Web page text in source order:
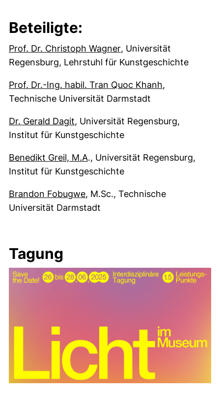
Beteiligte:
Prof. Dr. Christoph Wagner(öffnet Ihr E-Mail-
, Universität
Regensburg, Lehrstuhl für Kunstgeschichte
Prof. Dr.-Ing. habil. Tran Quoc Khanh(öffnet Ihr E-
,
Technische Universität Darmstadt
Dr. Gerald Dagit(öffnet Ihr E-Mail-Programm)
, Universität Regensburg,
Institut für Kunstgeschichte
Benedikt Greil, M.A(öffnet Ihr E-Mail-Programm)
., Universität Regensburg,
Institut für Kunstgeschichte
Brandon Fobugwe(öffnet Ihr E-Mail-Programm)
, M.Sc., Technische
Universität Darmstadt
Tagung